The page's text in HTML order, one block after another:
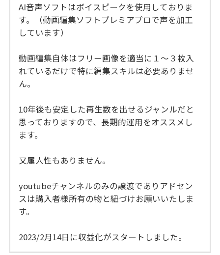
AI音声ソフトはボイスピークを使用しておりま
す。（動画編集ソフトプレミアプロで声を加工
しています）
動画編集自体はフリー画像を適当に１～３枚入
れているだけで特に編集スキルは必要ありませ
ん。
10年後も安定した再生数を出せるジャンルだと
思っておりますので、長期的運用をオススメし
ます。
又属人性もありません。
youtubeチャンネルのみの譲渡でありアドセン
スは購入者様所有の物と紐づけお願いいたしま
す。
2023/2月14日に収益化がスタートしました。